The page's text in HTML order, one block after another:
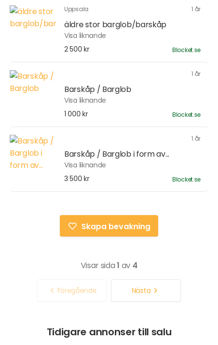
Uppsala 1 år
äldre stor barglob/barskåp
Visa liknande
2 500 kr
Blocket.se
1 år
Barskåp / Barglob
Visa liknande
1 000 kr
Blocket.se
1 år
Barskåp / Barglob i form av...
Visa liknande
3 500 kr
Blocket.se
Skapa bevakning
Visar sida1 av 4
Föregående Nästa
Tidigare annonser till salu